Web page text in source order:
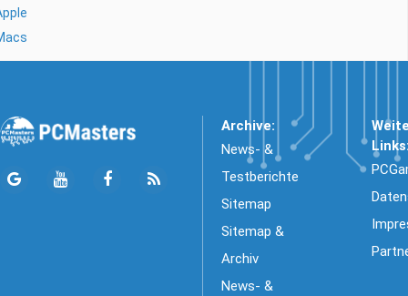
Archive:
News- &
Testberichte
Sitemap
Sitemap &
Archiv
News- &